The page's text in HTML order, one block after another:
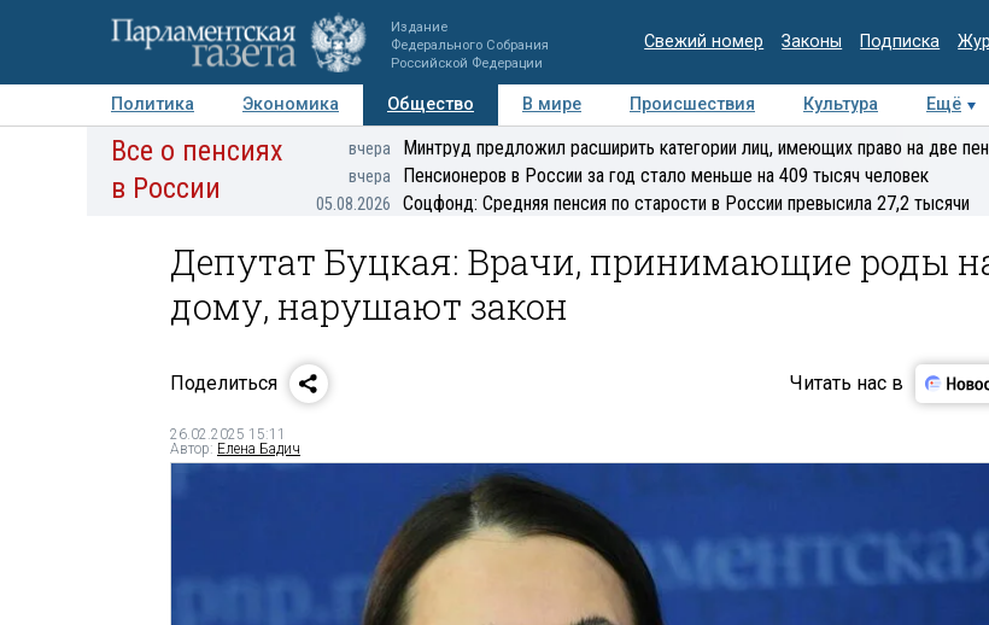
Издание
Федерального Собрания
Российской Федерации
Свежий номер Законы Подписка
Политика Экономика Общество В мире Происшествия Культура Ещё
Авторы Персоны Мнения Регионы Медиацентр Интервью Колумнисты
Все о пенсиях
в России
вчера Минтруд предложил расширить категории лиц, имеющих право на две
вчера Пенсионеров в России за год стало меньше на 409 тысяч человек
05.08.2026 Соцфонд: Средняя пенсия по старости в России превысила 27,2 тысячи
Депутат Буцкая: Врачи, принимающие роды
дому, нарушают закон
Поделиться Читать нас в
26.02.2025 15:11
Автор: Елена Бадич